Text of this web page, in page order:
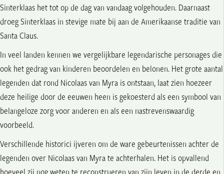
Sinterklaas het tot op de dag van vandaag volgehouden. Daarnaast
droeg Sinterklaas in stevige mate bij aan de Amerikaanse traditie van
Santa Claus.
In veel landen kennen we vergelijkbare legendarische personages die
ook het gedrag van kinderen beoordelen en belonen. Het grote aantal
legenden dat rond Nicolaas van Myra is ontstaan, laat zien hoezeer
deze heilige door de eeuwen heen is gekoesterd als een symbool van
belangeloze zorg voor anderen en als een nastrevenswaardig
voorbeeld.
Verschillende historici ijveren om de ware gebeurtenissen achter de
legenden over Nicolaas van Myra te achterhalen. Het is opvallend